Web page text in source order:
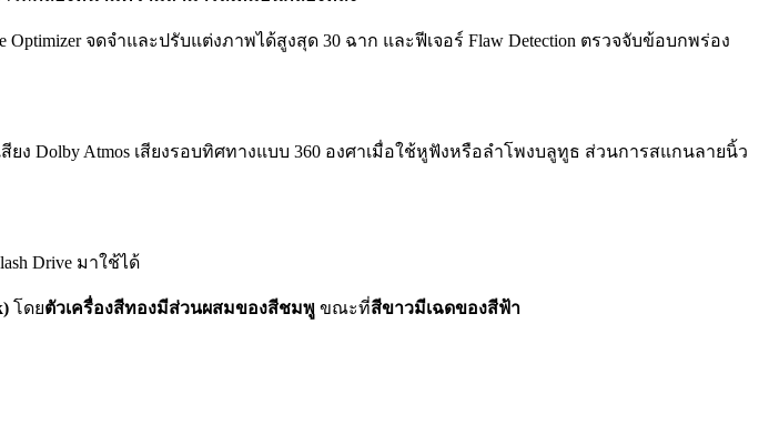
Optimizer จดจำและปรับแต่งภาพได้สูงสุด 30 ฉาก และฟีเจอร์ Flaw Detection ตรวจจับข้อบกพร่อง
ยง Dolby Atmos เสียงรอบทิศทางแบบ 360 องศาเมื่อใช้หูฟังหรือลำโพงบลูทูธ ส่วนการสแกนลายนิ้ว
Drive มาใช้ได้
โดยตัวเครื่องสีทองมีส่วนผสมของสีชมพู ขณะที่สีขาวมีเฉดของสีฟ้า